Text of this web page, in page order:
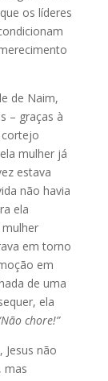
os líderes
de Naim,
– graças à
cortejo
mulher já
estava
não havia
ela
em torno
em
de uma
ela
chore!”
Jesus não
mas